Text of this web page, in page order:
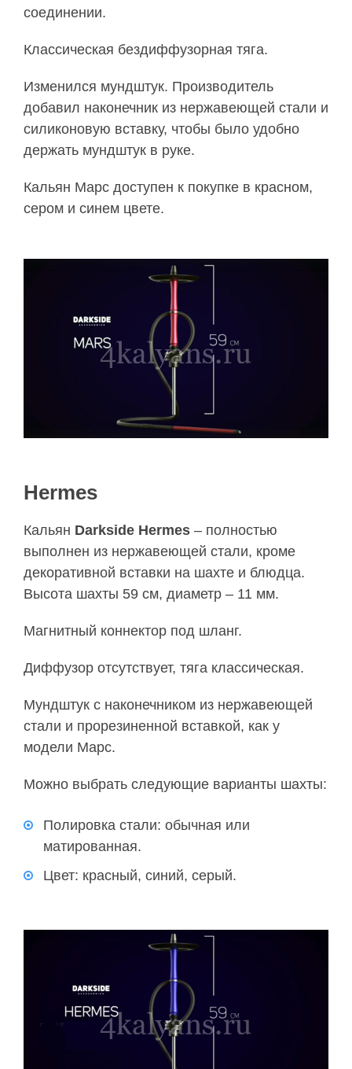
соединении.
Классическая бездиффузорная тяга.
Изменился мундштук. Производитель
добавил наконечник из нержавеющей стали и
силиконовую вставку, чтобы было удобно
держать мундштук в руке.
Кальян Марс доступен к покупке в красном,
сером и синем цвете.
Hermes
Кальян Darkside Hermes – полностью
выполнен из нержавеющей стали, кроме
декоративной вставки на шахте и блюдца.
Высота шахты 59 см, диаметр – 11 мм.
Магнитный коннектор под шланг.
Диффузор отсутствует, тяга классическая.
Мундштук с наконечником из нержавеющей
стали и прорезиненной вставкой, как у
модели Марс.
Можно выбрать следующие варианты шахты:
Полировка стали: обычная или
матированная.
Цвет: красный, синий, серый.